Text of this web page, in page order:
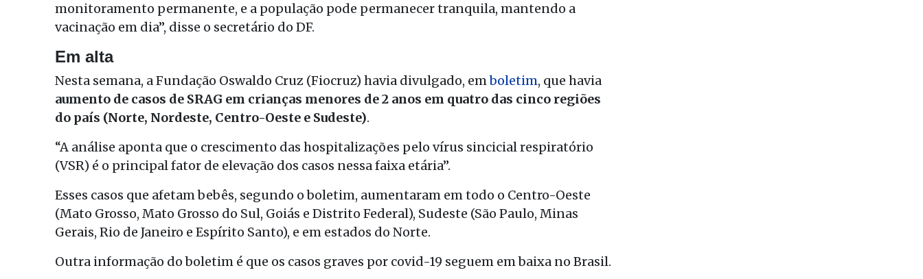
monitoramento permanente, e a população pode permanecer tranquila, mantendo a
vacinação em dia”, disse o secretário do DF.
Em alta
Nesta semana, a Fundação Oswaldo Cruz (Fiocruz) havia divulgado, emboletim, que havia
aumento de casos de SRAG em crianças menores de 2 anos em quatro das cinco regiões
do país (Norte, Nordeste, Centro-Oeste e Sudeste).
“A análise aponta que o crescimento das hospitalizações pelo vírus sincicial respiratório
(VSR) é o principal fator de elevação dos casos nessa faixa etária”.
Esses casos que afetam bebês, segundo o boletim, aumentaram em todo o Centro-Oeste
(Mato Grosso, Mato Grosso do Sul, Goiás e Distrito Federal), Sudeste (São Paulo, Minas
Gerais, Rio de Janeiro e Espírito Santo), e em estados do Norte.
Outra informação do boletim é que os casos graves por covid-19 seguem em baixa no Brasil.